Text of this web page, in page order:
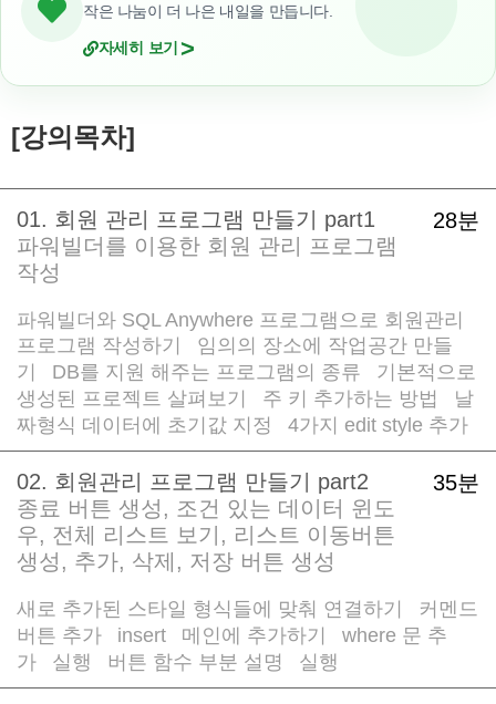
작은 나눔이 더 나은 내일을 만듭니다.
자세히 보기 >
[강의목차]
28분
01. 회원 관리 프로그램 만들기 part1
파워빌더를 이용한 회원 관리 프로그램
작성
파워빌더와 SQL Anywhere 프로그램으로 회원관리
프로그램 작성하기
임의의 장소에 작업공간 만들
기
DB를 지원 해주는 프로그램의 종류
기본적으로
생성된 프로젝트 살펴보기
주 키 추가하는 방법
날
짜형식 데이터에 초기값 지정
4가지 edit style 추가
35분
02. 회원관리 프로그램 만들기 part2
종료 버튼 생성, 조건 있는 데이터 윈도
우, 전체 리스트 보기, 리스트 이동버튼
생성, 추가, 삭제, 저장 버튼 생성
새로 추가된 스타일 형식들에 맞춰 연결하기
커멘드
버튼 추가
insert 메인에 추가하기
where 문 추
가
실행 버튼 함수 부분 설명 실행